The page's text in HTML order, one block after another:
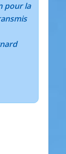
pour la